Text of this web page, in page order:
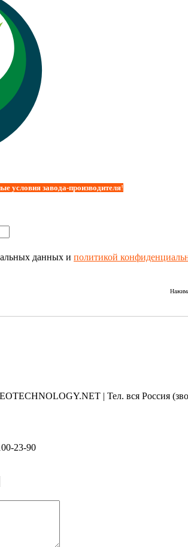
условия завода-производителя!
данных и политикой
| Тел. вся Россия
23-90